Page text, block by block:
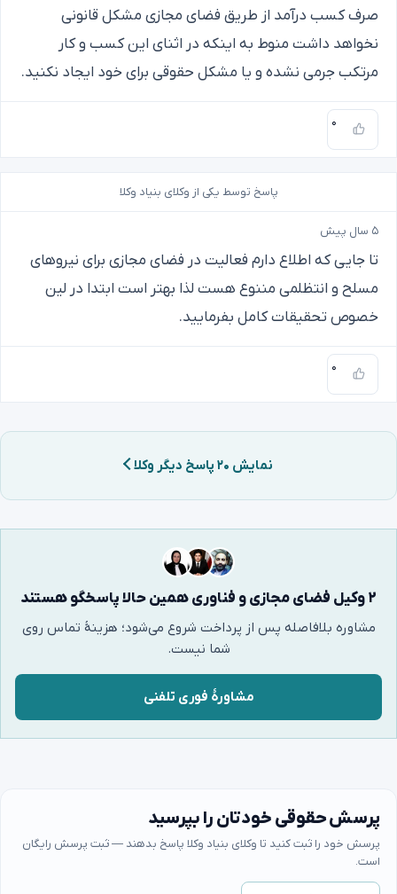
صرف کسب درآمد از طریق فضای مجازی مشکل قانونی
نخواهد داشت منوط به اینکه در اثنای این کسب و کار
مرتکب جرمی نشده و یا مشکل حقوقی برای خود ایجاد نکنید.
۰
پاسخ توسط یکی از وکلای بنیاد وکلا
۵ سال پیش
تا جایی که اطلاع دارم فعالیت در فضای مجازی برای نیروهای
مسلح و انتظلمی مننوع هست لذا بهتر است ابتدا در لین
خصوص تحقیقات کامل بفرمایید.
۰
نمایش ۲۰ پاسخ دیگر وکلا
۲ وکیل فضای مجازی و فناوری همین حالا پاسخگو هستند
مشاوره بلافاصله پس از پرداخت شروع می‌شود؛ هزینهٔ تماس روی
شما نیست.
مشاورهٔ فوری تلفنی
پرسش حقوقی خودتان را بپرسید
پرسش خود را ثبت کنید تا وکلای بنیاد وکلا پاسخ بدهند — ثبت پرسش رایگان
است.